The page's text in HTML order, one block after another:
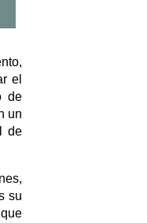
el
de
un
de
su